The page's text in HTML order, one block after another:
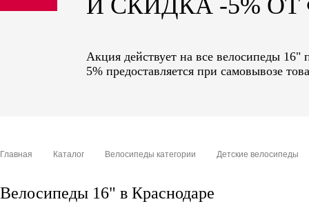
sale
И СКИДКА -5%
Акция действует на все велосипеды
5% предоставляется при самовывозе
Главная Каталог Велосипеды категории Детские велосипеды
Велосипеды 16" в Краснодаре